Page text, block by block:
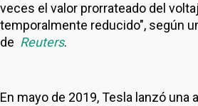
veces el valor prorrateado del
temporalmente reducido", según
de Reuters.
En mayo de 2019, Tesla lanzó una